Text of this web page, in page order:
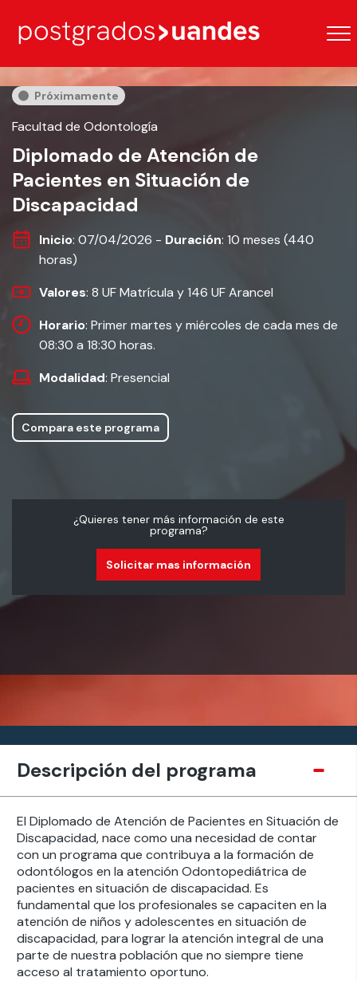
Próximamente
Facultad de Odontología
Diplomado de Atención de
Pacientes en Situación de
Discapacidad
Inicio: 07/04/2026 - Duración: 10 meses (440
horas)
Valores: 8 UF Matrícula y 146 UF Arancel
Horario: Primer martes y miércoles de cada mes de
08:30 a 18:30 horas.
Modalidad: Presencial
Compara este programa
¿Quieres tener más información de este
programa?
Solicitar mas información
Descripción del programa
El Diplomado de Atención de Pacientes en Situación de
Discapacidad, nace como una necesidad de contar
con un programa que contribuya a la formación de
odontólogos en la atención Odontopediátrica de
pacientes en situación de discapacidad. Es
fundamental que los profesionales se capaciten en la
atención de niños y adolescentes en situación de
discapacidad, para lograr la atención integral de una
parte de nuestra población que no siempre tiene
acceso al tratamiento oportuno.